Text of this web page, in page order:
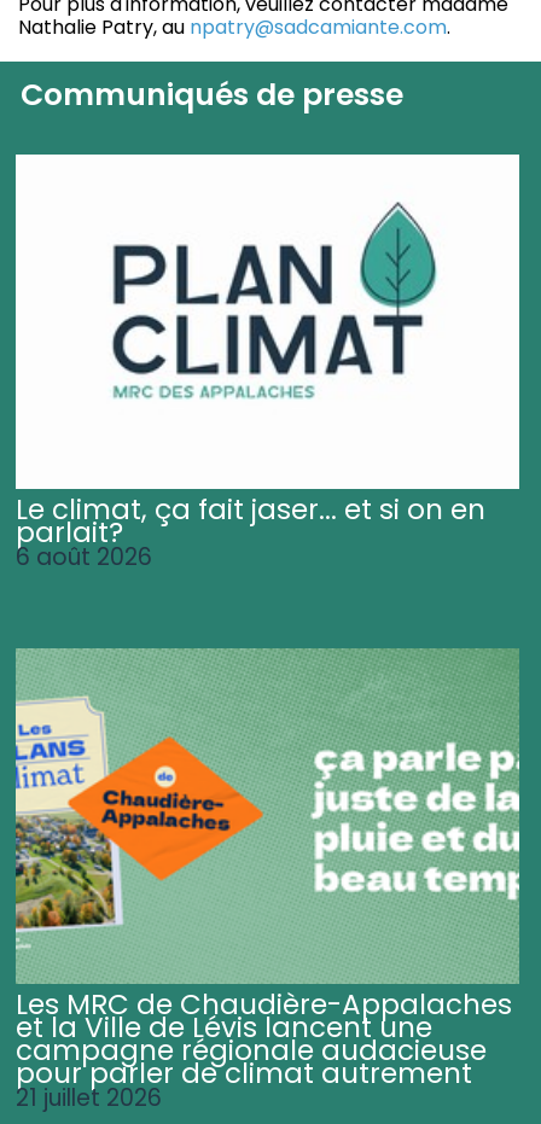
Nathalie Patry, au npatry@sadcamiante.com.
Communiqués de presse
Le climat, ça fait jaser... et si on en
parlait?
6 août 2026
Les MRC de Chaudière-Appalaches
et la Ville de Lévis lancent une
campagne régionale audacieuse
pour parler de climat autrement
21 juillet 2026